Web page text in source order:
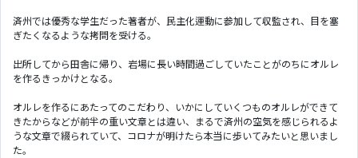
済州では優秀な学生だった著者が、民主化運動に参加して収監され、目を塞
ぎたくなるような拷問を受ける。
出所してから田舎に帰り、岩場に長い時間過ごしていたことがのちにオルレ
を作るきっかけとなる。
オルレを作るにあたってのこだわり、いかにしていくつものオルレができて
きたからなどが前半の重い文章とは違い、まるで済州の空気を感じられるよ
うな文章で綴られていて、コロナが明けたら本当に歩いてみたいと思いまし
た。